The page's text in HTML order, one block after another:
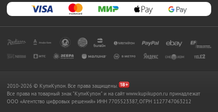
2010-2026 © КупиКупон. Все права защищены.
Все права на товарный знак "КупиКупон" и на сайт www.kupikupon.ru принадлежат
OOO «Агентство цифровых решений» ИНН 7705523387, ОГРН 1127747063212